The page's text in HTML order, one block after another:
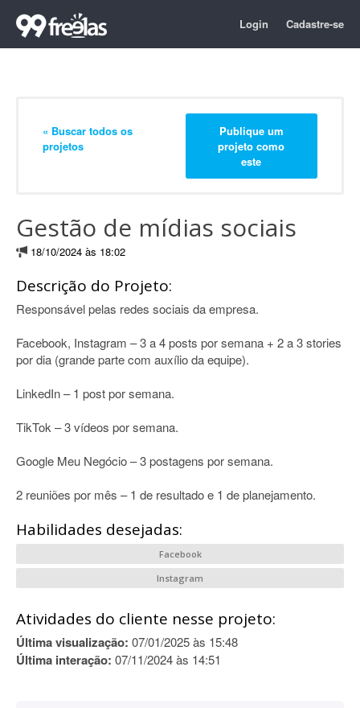
Login Cadastre-se
« Buscar todos os
projetos
Publique um
projeto como
este
Gestão de mídias sociais
18/10/2024 às 18:02
Descrição do Projeto:
Responsável pelas redes sociais da empresa.
Facebook, Instagram – 3 a 4 posts por semana + 2 a 3 stories
por dia (grande parte com auxílio da equipe).
LinkedIn – 1 post por semana.
TikTok – 3 vídeos por semana.
Google Meu Negócio – 3 postagens por semana.
2 reuniões por mês – 1 de resultado e 1 de planejamento.
Habilidades desejadas:
Facebook
Instagram
Atividades do cliente nesse projeto:
Última visualização: 07/01/2025 às 15:48
Última interação: 07/11/2024 às 14:51